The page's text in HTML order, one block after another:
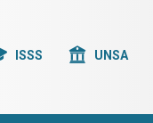
ISSS UNSA